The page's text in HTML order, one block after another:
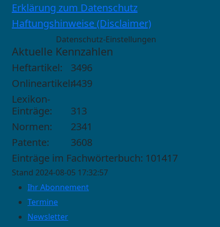
Erklärung zum Datenschutz
Haftungshinweise (Disclaimer)
Datenschutz-Einstellungen
Aktuelle Kennzahlen
Heftartikel:
3496
Onlineartikel:4439
Lexikon-
Einträge:
313
Normen:
2341
Patente:
3608
Einträge im Fachwörterbuch: 101417
Stand 2024-08-05 17:32:57
Ihr Abonnement
Termine
Newsletter